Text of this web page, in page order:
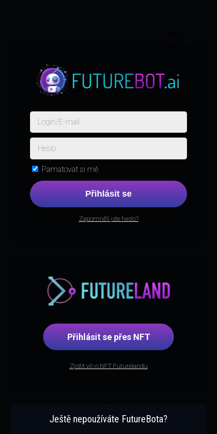
Pamatovat si mě
Přihlásit se
Zapomněli jste heslo?
Přihlásit se přes NFT
Zjistit víc o NFT Futurelandu
Ještě nepoužíváte FutureBota?